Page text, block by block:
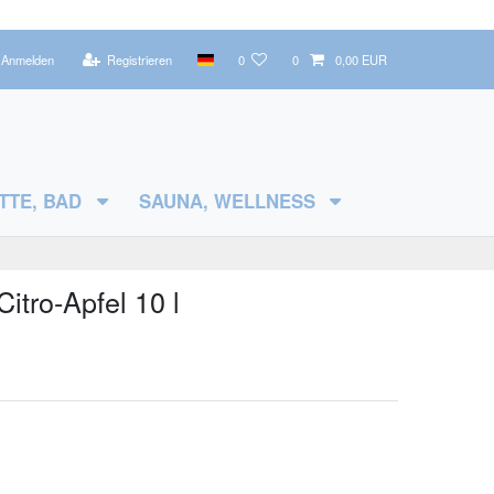
Anmelden Registrieren 0 0 0,00 EUR
BAD SAUNA, WELLNESS
Apfel 10 l